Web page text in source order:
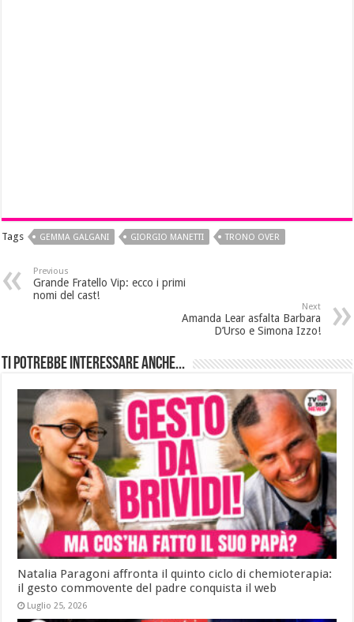
Tags GEMMA GALGANI GIORGIO MANETTI TRONO OVER
Previous
Grande Fratello Vip: ecco i primi
nomi del cast!
Next
Amanda Lear asfalta Barbara
D’Urso e Simona Izzo!
Ti potrebbe interessare anche...
Natalia Paragoni affronta il quinto ciclo di chemioterapia:
il gesto commovente del padre conquista il web
Luglio 25, 2026